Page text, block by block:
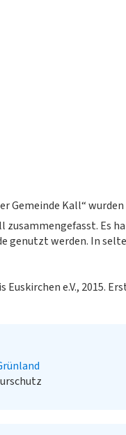
Gemeinde Kall“
zusammengefasst. Es
genutzt werden. In
e.V., 2015.